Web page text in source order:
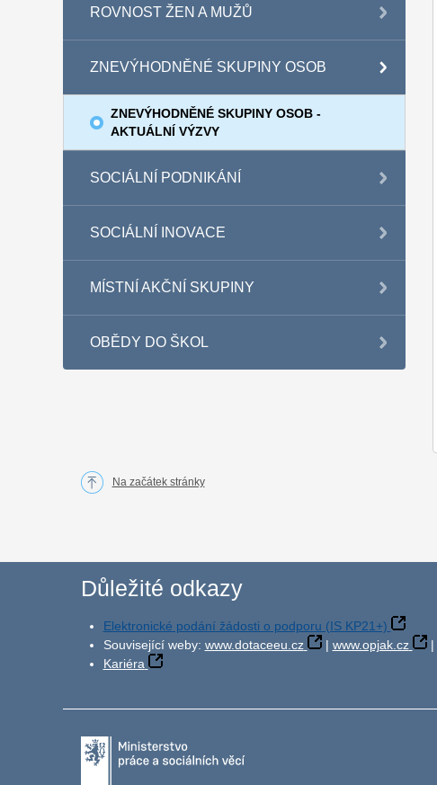
ROVNOST ŽEN A MUŽŮ
ZNEVÝHODNĚNÉ SKUPINY OSOB
ZNEVÝHODNĚNÉ SKUPINY OSOB -
AKTUÁLNÍ VÝZVY
SOCIÁLNÍ PODNIKÁNÍ
SOCIÁLNÍ INOVACE
MÍSTNÍ AKČNÍ SKUPINY
OBĚDY DO ŠKOL
Na začátek stránky
Důležité odkazy
Elektronické podání žádosti o podporu (IS KP21+)
Související weby: www.dotaceeu.cz | www.opjak.cz |
Kariéra